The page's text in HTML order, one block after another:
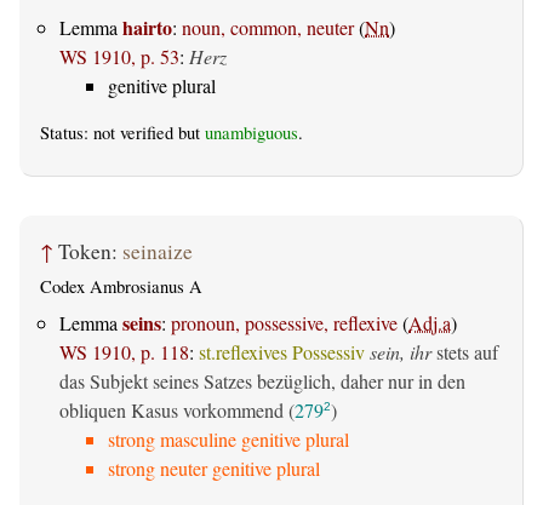
Lemma hairto: noun, common, neuter(Nn)
WS 1910, p. 53: Herz
genitive plural
Status: not verified but unambiguous.
↑ Token: seinaize
Codex Ambrosianus A
Lemmaseins: pronoun, possessive, reflexive(Adj.a)
WS 1910, p. 118: st.reflexives Possessivsein, ihrstets auf
das Subjekt seines Satzes bezüglich, daher nur in den
obliquen Kasus vorkommend (2792)
strong masculine genitive plural
strong neuter genitive plural